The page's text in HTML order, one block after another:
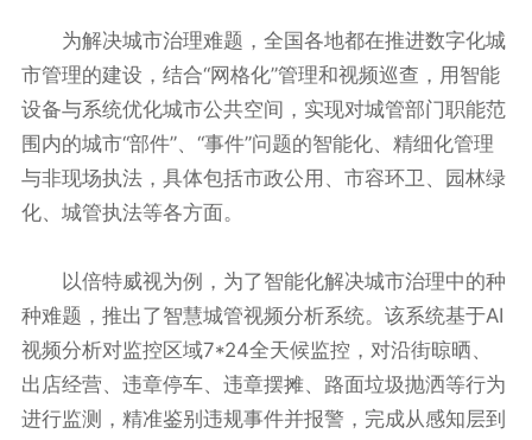
为解决城市治理难题，全国各地都在推进数字化城
市管理的建设，结合“网格化”管理和视频巡查，用智能
设备与系统优化城市公共空间，实现对城管部门职能范
围内的城市“部件”、“事件”问题的智能化、精细化管理
与非现场执法，具体包括市政公用、市容环卫、园林绿
化、城管执法等各方面。
以倍特威视为例，为了智能化解决城市治理中的种
种难题，推出了智慧城管视频分析系统。该系统基于AI
视频分析对监控区域7*24全天候监控，对沿街晾晒、
出店经营、违章停车、违章摆摊、路面垃圾抛洒等行为
进行监测，精准鉴别违规事件并报警，完成从感知层到